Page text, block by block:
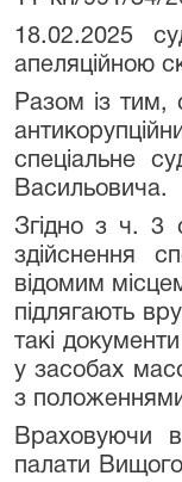
18.02.2025
апеляційною
Разом із тим,
спеціальне
Васильовича.
Згідно з ч. 3
здійснення
відомим
підлягають
такі
у засобах
з положеннями
Враховуючи
палати